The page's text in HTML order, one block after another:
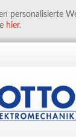
personalisierte
hier.